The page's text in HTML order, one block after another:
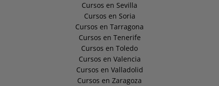
Cursos en Sevilla
Cursos en Soria
Cursos en Tarragona
Cursos en Tenerife
Cursos en Toledo
Cursos en Valencia
Cursos en Valladolid
Cursos en Zaragoza